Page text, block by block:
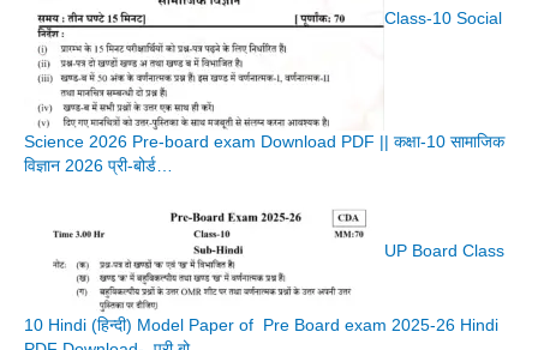
Class-10 Social
Science 2026 Pre-board exam Download PDF || कक्षा-10 सामाजिक
विज्ञान 2026 प्री-बोर्ड…
UP Board Class
10 Hindi (हिन्दी) Model Paper of Pre Board exam 2025-26 Hindi